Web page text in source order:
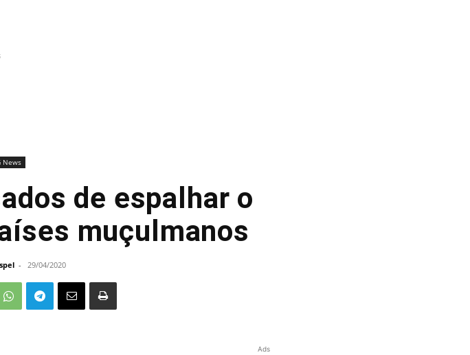
News
​​de espalhar o
muçulmanos
- 29/04/2020
Ads